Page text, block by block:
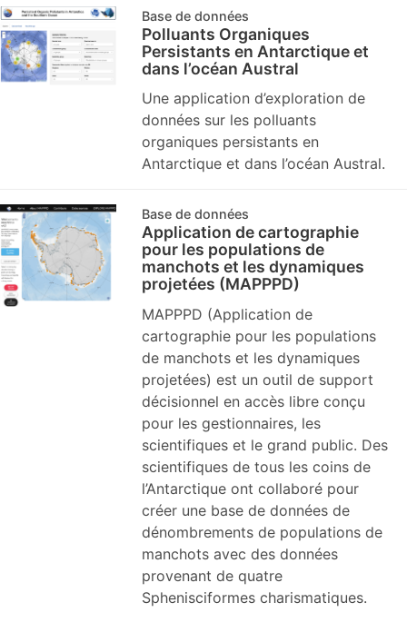
Base de données
Polluants Organiques
Persistants en Antarctique et
dans l’océan Austral
Une application d’exploration de
données sur les polluants
organiques persistants en
Antarctique et dans l’océan Austral.
Base de données
Application de cartographie
pour les populations de
manchots et les dynamiques
projetées (MAPPPD)
MAPPPD (Application de
cartographie pour les populations
de manchots et les dynamiques
projetées) est un outil de support
décisionnel en accès libre conçu
pour les gestionnaires, les
scientifiques et le grand public. Des
scientifiques de tous les coins de
l’Antarctique ont collaboré pour
créer une base de données de
dénombrements de populations de
manchots avec des données
provenant de quatre
Sphenisciformes charismatiques.